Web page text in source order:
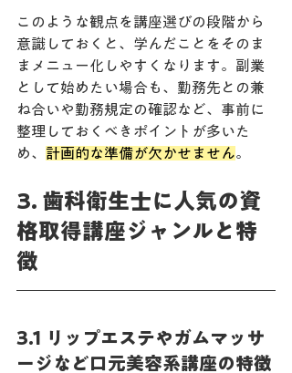
このような観点を講座選びの段階から
意識しておくと、学んだことをそのま
まメニュー化しやすくなります。副業
として始めたい場合も、勤務先との兼
ね合いや勤務規定の確認など、事前に
整理しておくべきポイントが多いた
め、 計画的な準備が欠かせません。
3. 歯科衛生士に人気の資
格取得講座ジャンルと特
徴
3.1 リップエステやガムマッサ
ージなど口元美容系講座の特徴